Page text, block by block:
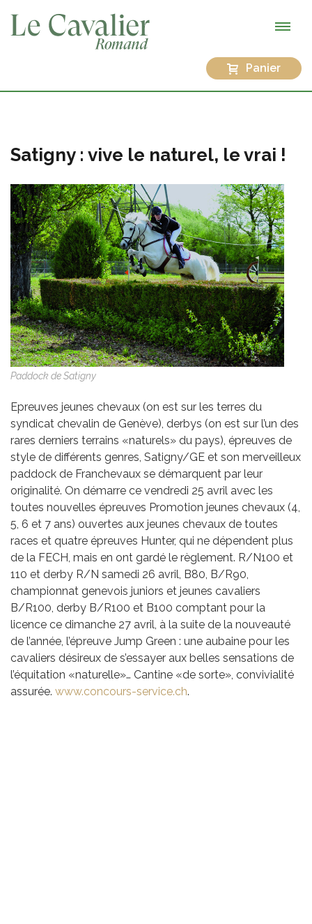
Panier
Satigny : vive le naturel, le vrai !
Paddock de Satigny
Epreuves jeunes chevaux (on est sur les terres du
syndicat chevalin de Genève), derbys (on est sur l’un des
rares derniers terrains «naturels» du pays), épreuves de
style de différents genres, Satigny/GE et son merveilleux
paddock de Franchevaux se démarquent par leur
originalité. On démarre ce vendredi 25 avril avec les
toutes nouvelles épreuves Promotion jeunes chevaux (4,
5, 6 et 7 ans) ouvertes aux jeunes chevaux de toutes
races et quatre épreuves Hunter, qui ne dépendent plus
de la FECH, mais en ont gardé le règlement. R/N100 et
110 et derby R/N samedi 26 avril, B80, B/R90,
championnat genevois juniors et jeunes cavaliers
B/R100, derby B/R100 et B100 comptant pour la
licence ce dimanche 27 avril, à la suite de la nouveauté
de l’année, l’épreuve Jump Green : une aubaine pour les
cavaliers désireux de s’essayer aux belles sensations de
l’équitation «naturelle»… Cantine «de sorte», convivialité
assurée. www.concours-service.ch.